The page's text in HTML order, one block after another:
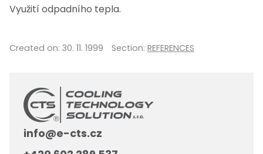
Využití odpadního tepla.
Created on: 30. 11. 1999 Section: REFERENCES
info@e-cts.cz